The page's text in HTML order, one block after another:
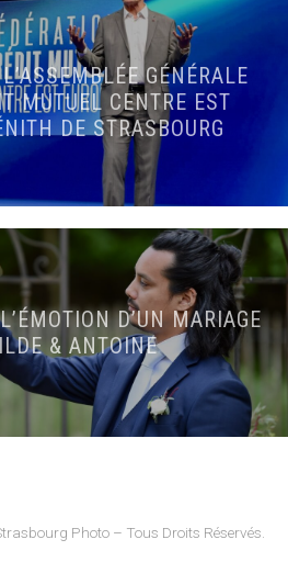
GÉNÉRALE
MUTUEL CENTRE EST
DE STRASBOURG
D’UN MARIAGE
& ANTOINE
Photo – Tous Droits Réservés.